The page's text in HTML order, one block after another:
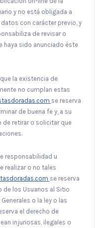
y no está obligada a
con carácter previo, y
de revisar o
haya sido anunciado éste
la existencia de
no cumplan estas
se reserva
de buena fe y, a su
de retirar o solicitar que
responsabilidad u
realizar o no tales
se reserva
de los Usuarios al Sitio
o la ley o las
el derecho de
injuriosas, ilegales o